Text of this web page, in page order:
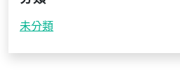
未分類